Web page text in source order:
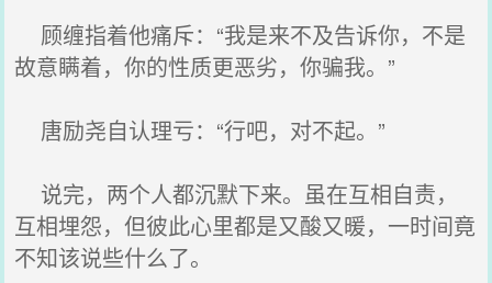
顾缠指着他痛斥：“我是来不及告诉你，不是
故意瞒着，你的性质更恶劣，你骗我。”
唐励尧自认理亏：“行吧，对不起。”
说完，两个人都沉默下来。虽在互相自责，
互相埋怨，但彼此心里都是又酸又暖，一时间竟
不知该说些什么了。